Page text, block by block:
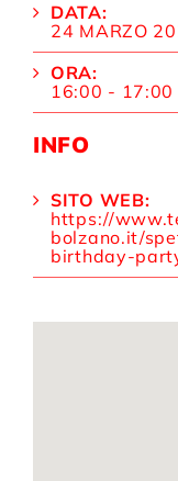
DATA:
24 MARZO
ORA:
16:00 - 17:00
INFO
SITO WEB:
https://
bolzano.it/
birthday-